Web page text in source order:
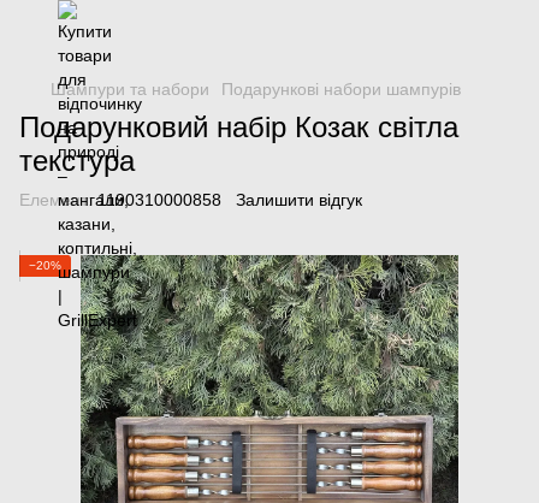
Шампури та набори Подарункові набори шампурів
Подарунковий набір Козак світла
текстура
Елемент:1190310000858 Залишити відгук
−20%